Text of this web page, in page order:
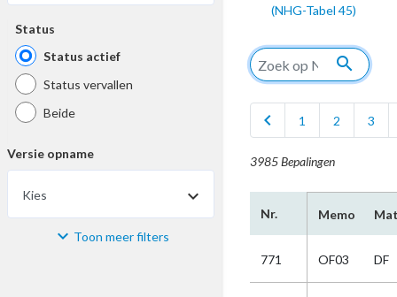
Status
Status actief
Status vervallen
Beide
Versie opname
Kies
Materiaal Toon meer filters
(NHG-Tabel 45)
search
chevron_left 1 2 3
3985 Bepalingen
Nr. Memo
771 OF03 DF